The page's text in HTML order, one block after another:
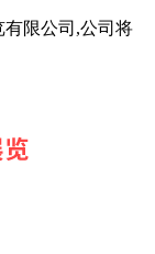
限公司,公司将